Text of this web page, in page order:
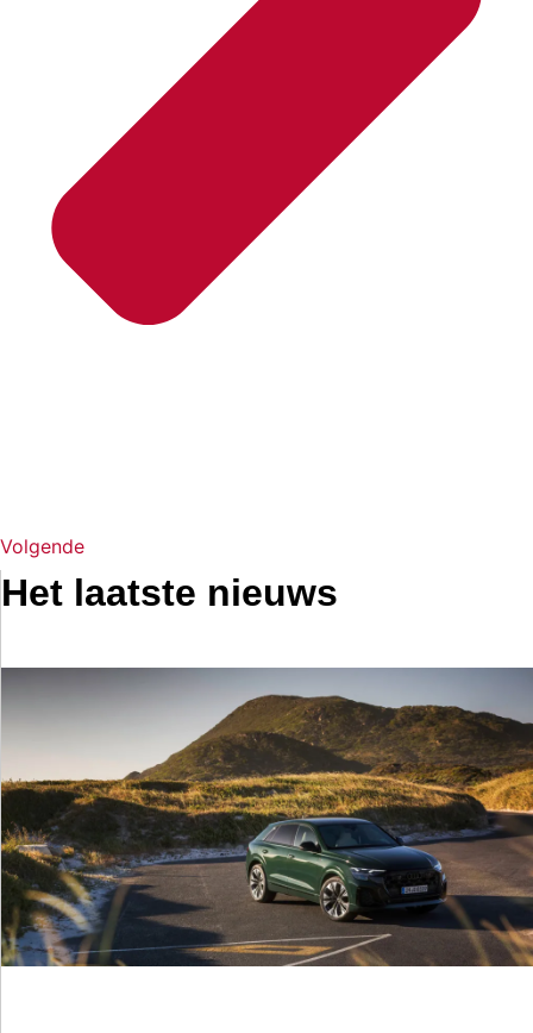
Volgende
Het laatste nieuws